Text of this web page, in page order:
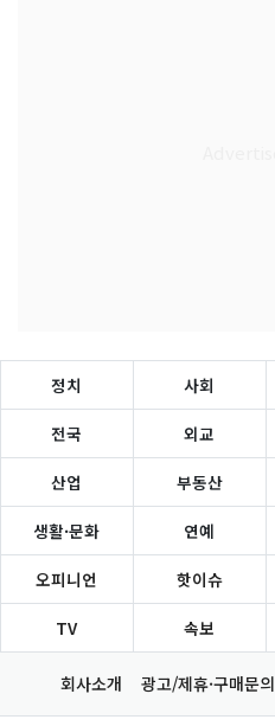
정치 사회
전국 외교
산업 부동산
생활·문화 연예
오피니언 핫이슈
TV 속보
회사소개 광고/제휴·구매문의